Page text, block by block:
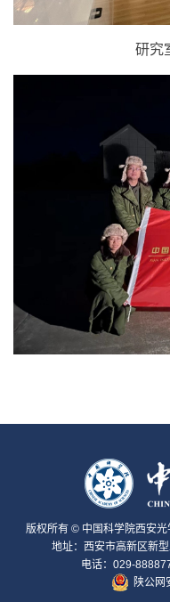
研究室
版权所有 © 中国科学院西安
地址：西安市高新区新
电话：029-
陕公